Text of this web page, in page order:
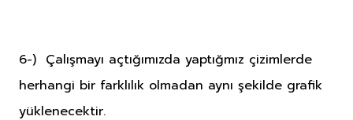
6-) Çalışmayı açtığımızda yaptığmız çizimlerde
herhangi bir farklılık olmadan aynı şekilde grafik
yüklenecektir.